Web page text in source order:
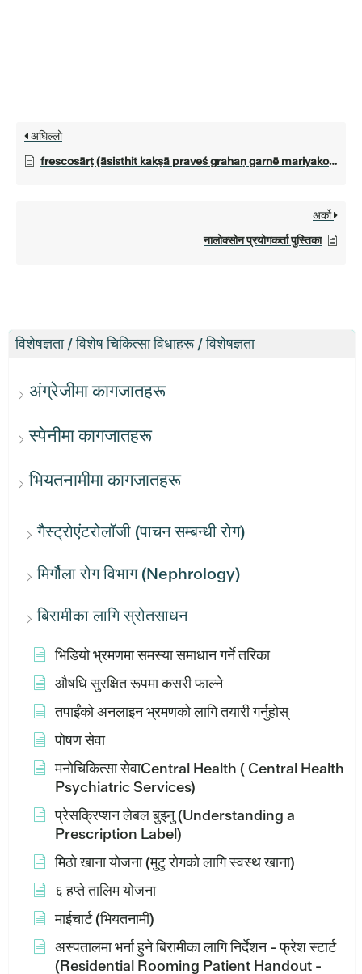
विशेषज्ञता / विशेष चिकित्सा विधाहरू / विशेषज्ञता
अंग्रेजीमा कागजातहरू
स्पेनीमा कागजातहरू
भियतनामीमा कागजातहरू
गैस्ट्रोएंटरोलॉजी (पाचन सम्बन्धी रोग)
मिर्गौला रोग विभाग (Nephrology)
बिरामीका लागि स्रोतसाधन
भिडियो भ्रमणमा समस्या समाधान गर्ने तरिका
औषधि सुरक्षित रूपमा कसरी फाल्ने
तपाईंको अनलाइन भ्रमणको लागि तयारी गर्नुहोस्
पोषण सेवा
मनोचिकित्सा सेवाCentral Health ( Central Health
Psychiatric Services)
प्रेसक्रिप्शन लेबल बुझ्नु (Understanding a
Prescription Label)
मिठो खाना योजना (मुटु रोगको लागि स्वस्थ खाना)
६ हप्ते तालिम योजना
माईचार्ट (भियतनामी)
अस्पतालमा भर्ना हुने बिरामीका लागि निर्देशन - फ्रेश स्टार्ट
(Residential Rooming Patient Handout -
अघिल्लो
frescosārṭ (āsisthit kakṣā praveś grahaṇ garnē mariyako lāgi pāṭiyā)
अर्को
नालोक्सोन प्रयोगकर्ता पुस्तिका